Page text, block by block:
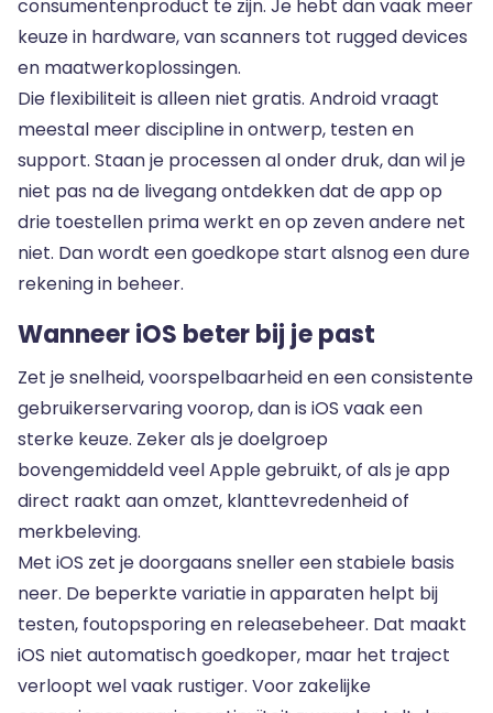
consumentenproduct te zijn. Je hebt dan vaak meer
keuze in hardware, van scanners tot rugged devices
en maatwerkoplossingen.
Die flexibiliteit is alleen niet gratis. Android vraagt
meestal meer discipline in ontwerp, testen en
support. Staan je processen al onder druk, dan wil je
niet pas na de livegang ontdekken dat de app op
drie toestellen prima werkt en op zeven andere net
niet. Dan wordt een goedkope start alsnog een dure
rekening in beheer.
Wanneer iOS beter bij je past
Zet je snelheid, voorspelbaarheid en een consistente
gebruikerservaring voorop, dan is iOS vaak een
sterke keuze. Zeker als je doelgroep
bovengemiddeld veel Apple gebruikt, of als je app
direct raakt aan omzet, klanttevredenheid of
merkbeleving.
Met iOS zet je doorgaans sneller een stabiele basis
neer. De beperkte variatie in apparaten helpt bij
testen, foutopsporing en releasebeheer. Dat maakt
iOS niet automatisch goedkoper, maar het traject
verloopt wel vaak rustiger. Voor zakelijke